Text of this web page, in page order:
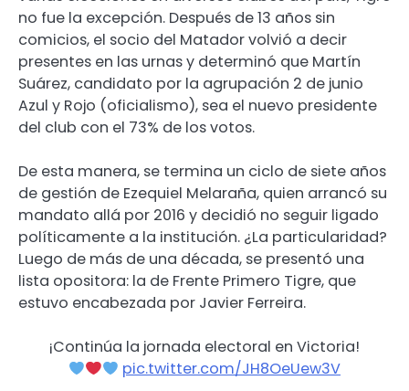
no fue la excepción. Después de 13 años sin
comicios, el socio del Matador volvió a decir
presentes en las urnas y determinó que Martín
Suárez, candidato por la agrupación 2 de junio
Azul y Rojo (oficialismo), sea el nuevo presidente
del club con el 73% de los votos.
De esta manera, se termina un ciclo de siete años
de gestión de Ezequiel Melaraña, quien arrancó su
mandato allá por 2016 y decidió no seguir ligado
políticamente a la institución. ¿La particularidad?
Luego de más de una década, se presentó una
lista opositora: la de Frente Primero Tigre, que
estuvo encabezada por Javier Ferreira.
¡Continúa la jornada electoral en Victoria!
pic.twitter.com/JH8OeUew3V